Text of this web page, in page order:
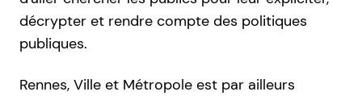
décrypter et rendre compte des politiques
publiques.
Rennes, Ville et Métropole est par ailleurs